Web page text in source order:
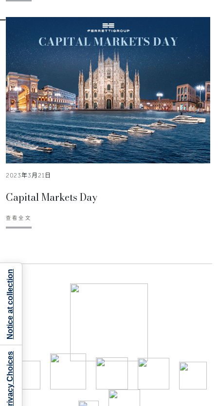
2023年3月21日
Capital Markets Day
查看全文
Notice at collection